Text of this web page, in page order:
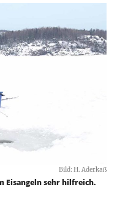
Bild: H. Aderkaß
Eisangeln sehr hilfreich.